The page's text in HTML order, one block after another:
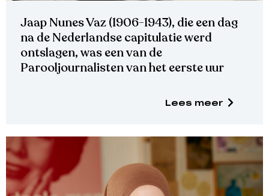
Jaap Nunes Vaz (1906-1943), die een dag
na de Nederlandse capitulatie werd
ontslagen, was een van de
Parooljournalisten van het eerste uur
Lees meer